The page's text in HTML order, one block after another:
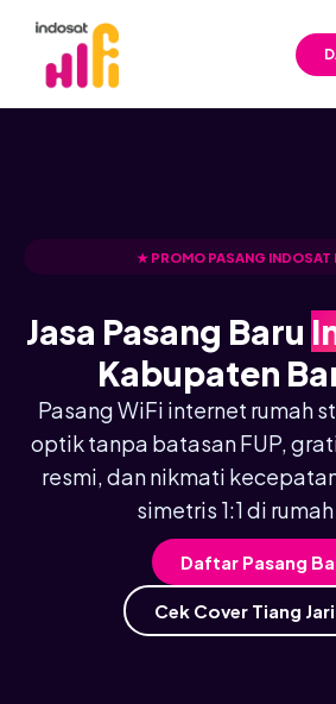
★ PROMO PASANG INDOSAT
Jasa Pasang Baru
Kabupaten
Pasang WiFi internet rumah
optik tanpa batasan FUP,
resmi, dan nikmati
simetris 1:1 di
Daftar Pasang
Cek Cover Tiang